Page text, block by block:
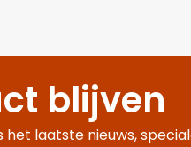
blijven
laatste nieuws,